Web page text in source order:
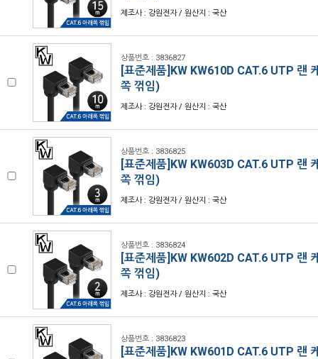
제조사 : 강원전자 / 원산지 : 국산
상품번호 : 3836827
[표준제품]KW KW610D CAT.6 UTP 랜
쪽 꺾임)
제조사 : 강원전자 / 원산지 : 국산
상품번호 : 3836825
[표준제품]KW KW603D CAT.6 UTP 랜
쪽 꺾임)
제조사 : 강원전자 / 원산지 : 국산
상품번호 : 3836824
[표준제품]KW KW602D CAT.6 UTP 랜
쪽 꺾임)
제조사 : 강원전자 / 원산지 : 국산
상품번호 : 3836823
[표준제품]KW KW601D CAT.6 UTP 랜